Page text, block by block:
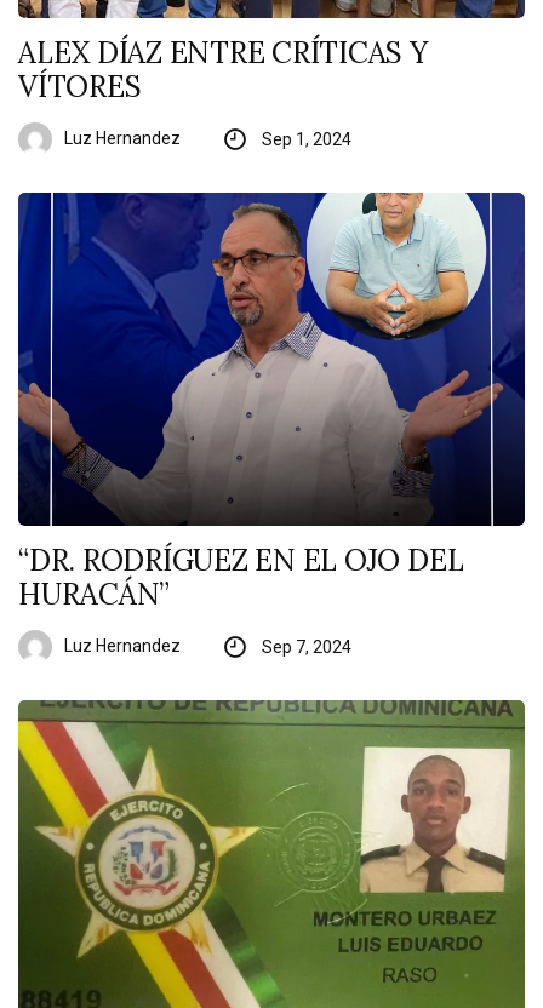
ALEX DÍAZ ENTRE CRÍTICAS Y
VÍTORES
Luz Hernandez Sep 1, 2024
“DR. RODRÍGUEZ EN EL OJO DEL
HURACÁN”
Luz Hernandez Sep 7, 2024